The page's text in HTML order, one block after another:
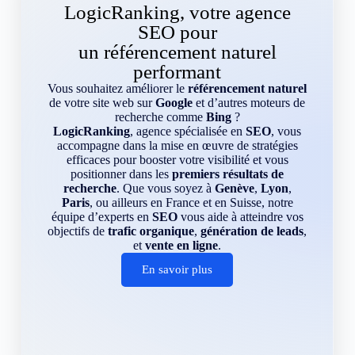
LogicRanking, votre agence
SEO pour
un référencement naturel
performant
Vous souhaitez améliorer leréférencement naturel
de votre site web surGoogle et d’autres moteurs de
recherche comme Bing?
LogicRanking, agence spécialisée enSEO, vous
accompagne dans la mise en œuvre de stratégies
efficaces pour booster votre visibilité et vous
positionner dans lespremiers résultats de
recherche. Que vous soyez à Genève, Lyon,
Paris, ou ailleurs en France et en Suisse, notre
équipe d’experts en SEOvous aide à atteindre vos
objectifs detrafic organique,génération de leads,
etvente en ligne.
En savoir plus